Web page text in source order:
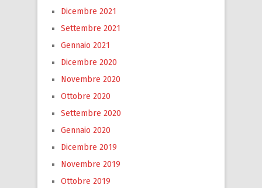
Dicembre 2021
Settembre 2021
Gennaio 2021
Dicembre 2020
Novembre 2020
Ottobre 2020
Settembre 2020
Gennaio 2020
Dicembre 2019
Novembre 2019
Ottobre 2019